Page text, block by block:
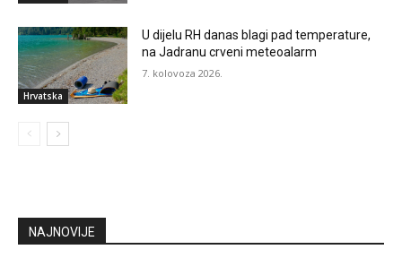
Hrvatska
U dijelu RH danas blagi pad temperature,
na Jadranu crveni meteoalarm
7. kolovoza 2026.
NAJNOVIJE